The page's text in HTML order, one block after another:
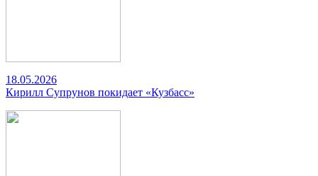
18.05.2026
Кирилл Супрунов покидает «Кузбасс»